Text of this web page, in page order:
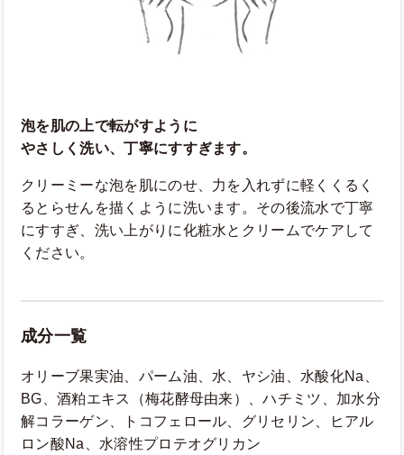
泡を肌の上で転がすように
やさしく洗い、丁寧にすすぎます。
クリーミーな泡を肌にのせ、力を入れずに軽くくるく
るとらせんを描くように洗います。その後流水で丁寧
にすすぎ、洗い上がりに化粧水とクリームでケアして
ください。
成分一覧
オリーブ果実油、パーム油、水、ヤシ油、水酸化Na、
BG、酒粕エキス（梅花酵母由来）、ハチミツ、加水分
解コラーゲン、トコフェロール、グリセリン、ヒアル
ロン酸Na、水溶性プロテオグリカン